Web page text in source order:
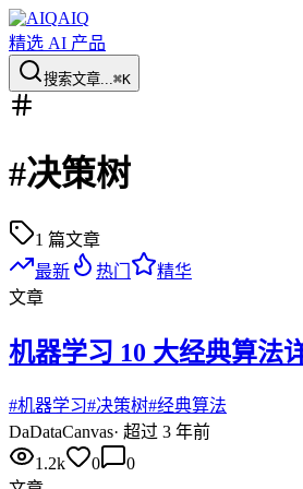
AIQ
精选 AI 产品
搜索文章...⌘K
#决策树
1 篇文章
最新
热门
精华
文章
机器学习 10 大经典算法
#机器学习#决策树#经典算法
DaDataCanvas· 超过 3 年前
1.2k
0
0